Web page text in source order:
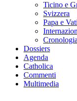
Ticino e
Svizzera
Papa e
Cronologia
Dossiers
Agenda
Catholica
Commenti
Multimedia